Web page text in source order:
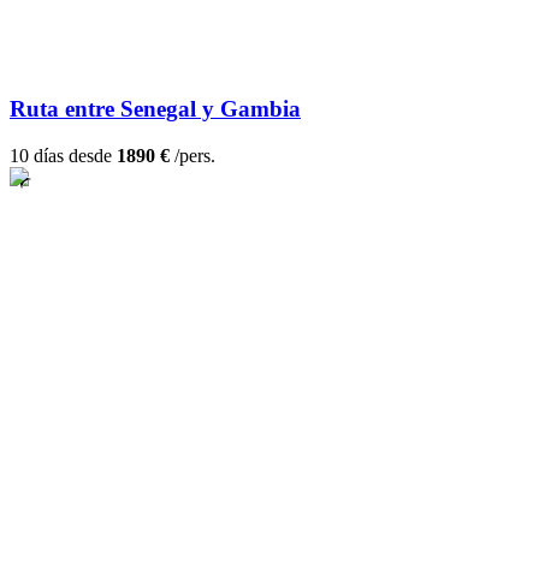
Ruta entre Senegal y Gambia
10 días desde 1890 € /pers.